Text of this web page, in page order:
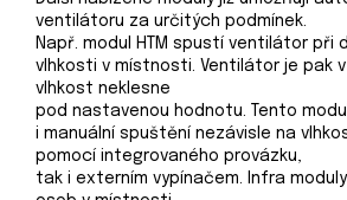
ventilátoru za určitých podmínek.
Např. modul HTM spustí ventilátor při
vlhkosti v místnosti. Ventilátor je pak
vlhkost neklesne
pod nastavenou hodnotu. Tento
i manuální spuštění nezávisle na
pomocí integrovaného provázku,
tak i externím vypínačem. Infra